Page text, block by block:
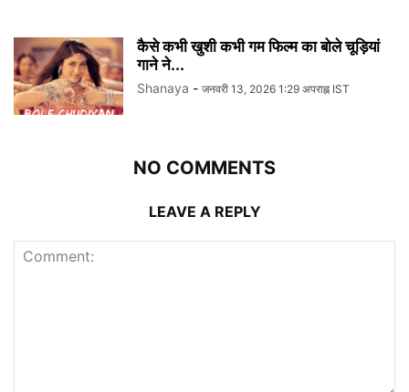
कैसे कभी खुशी कभी गम फिल्म का बोले चूड़ियां
गाने ने...
Shanaya - जनवरी 13, 2026 1:29 अपराह्न IST
NO COMMENTS
LEAVE A REPLY